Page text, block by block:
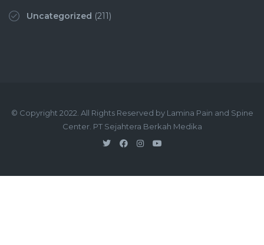
Uncategorized (211)
© Copyright 2022. All Rights Reserved by Lamina Pain and Spine
Center. PT Sejahtera Berkah Medika